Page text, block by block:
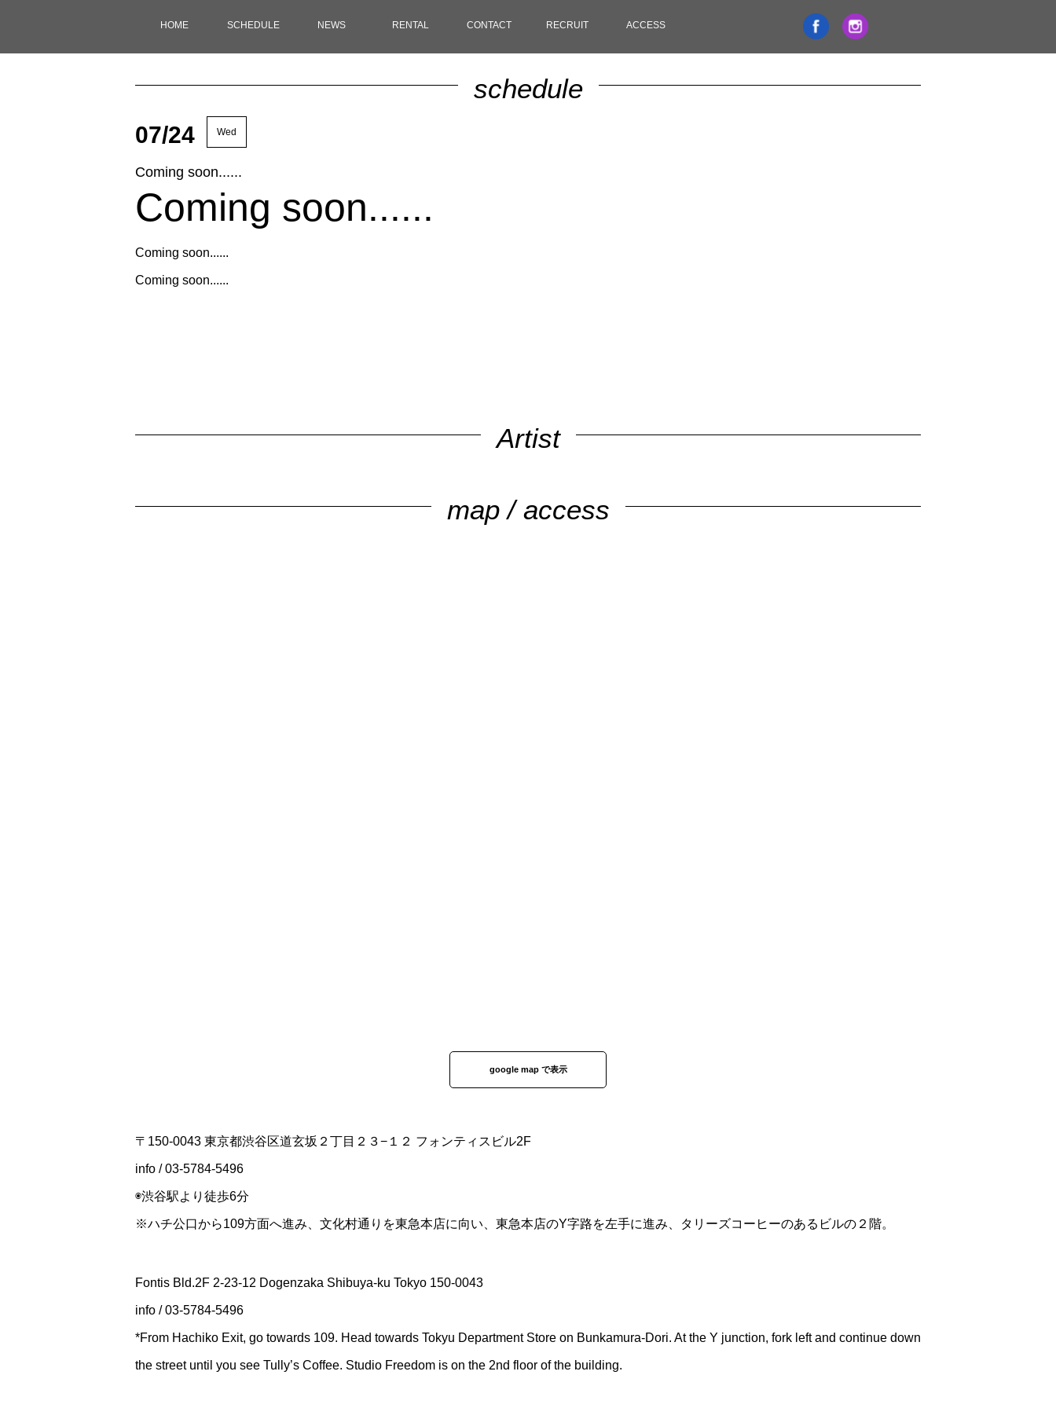
HOME SCHEDULE NEWS RENTAL CONTACT RECRUIT ACCESS
schedule
07/24 Wed
Coming soon......
Coming soon......
Coming soon......
Coming soon......
Artist
map / access
google map で表示
〒150-0043 東京都渋谷区道玄坂２丁目２３−１２ フォンティスビル2F
info / 03-5784-5496
◉渋谷駅より徒歩6分
※ハチ公口から109方面へ進み、文化村通りを東急本店に向い、東急本店のY字路を左手に進み、タリーズコーヒーのあるビルの２階。
Fontis Bld.2F 2-23-12 Dogenzaka Shibuya-ku Tokyo 150-0043
info / 03-5784-5496
*From Hachiko Exit, go towards 109. Head towards Tokyu Department Store on Bunkamura-Dori. At the Y junction, fork left and continue down
the street until you see Tully’s Coffee. Studio Freedom is on the 2nd floor of the building.